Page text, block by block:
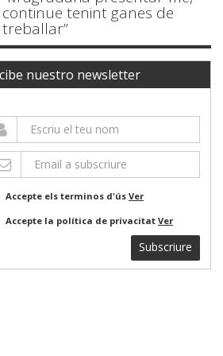
continue tenint ganes de
treballar”
nuestro newsletter
Accepte els terminos d'ús Ver
Accepte la política de privacitat Ver
Subscriure